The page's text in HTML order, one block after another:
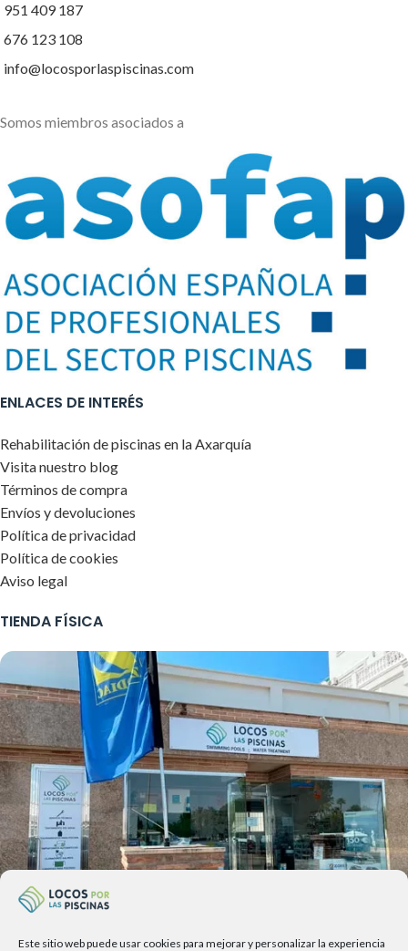
Este sitio web puede usar cookies para mejorar y personalizar la experiencia
951 409 187
676 123 108
info@locosporlaspiscinas.com
Somos miembros asociados a
ENLACES DE INTERÉS
Rehabilitación de piscinas en la Axarquía
Visita nuestro blog
Términos de compra
Envíos y devoluciones
Política de privacidad
Política de cookies
Aviso legal
TIENDA FÍSICA